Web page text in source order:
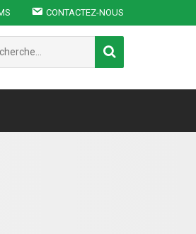
CONTACTEZ-NOUS